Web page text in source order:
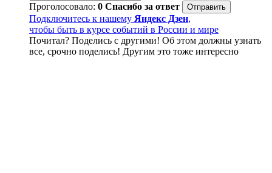
Проголосовало: 0 Спасибо за ответ
Подключитесь к нашему Яндекс Дзен,
чтобы быть в курсе событий в России и мире
Почитал? Поделись с другими! Об этом должны узнать
все, срочно поделись! Другим это тоже интересно